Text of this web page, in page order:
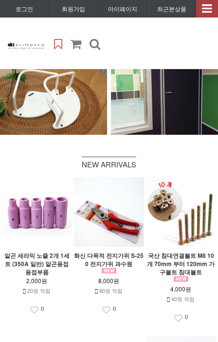
로그인 회원가입 마이페이지 최근본상품
NEW ARRIVALS
알곤 세라믹 노즐 2개 1세
트 (350A 일반) 알곤용접
용접부품
2,000원
20원 적립
0
화신 다목적 전지가위 S-25
0 전지가위 과수원
8,000원
80원 적립
0
국산 침대연결볼트 M8 10
개 70mm 부터 120mm 가
구볼트 침대볼트
4,000원
40원 적립
0